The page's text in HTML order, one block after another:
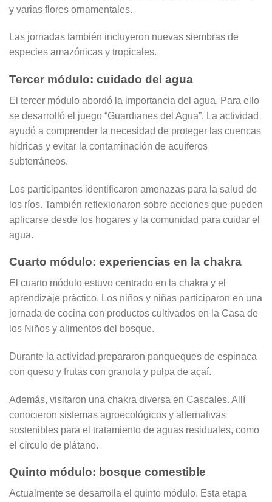
y varias flores ornamentales.
Las jornadas también incluyeron nuevas siembras de
especies amazónicas y tropicales.
Tercer módulo: cuidado del agua
El tercer módulo abordó la importancia del agua. Para ello
se desarrolló el juego “Guardianes del Agua”. La actividad
ayudó a comprender la necesidad de proteger las cuencas
hídricas y evitar la contaminación de acuíferos
subterráneos.
Los participantes identificaron amenazas para la salud de
los ríos. También reflexionaron sobre acciones que pueden
aplicarse desde los hogares y la comunidad para cuidar el
agua.
Cuarto módulo: experiencias en la chakra
El cuarto módulo estuvo centrado en la chakra y el
aprendizaje práctico. Los niños y niñas participaron en una
jornada de cocina con productos cultivados en la Casa de
los Niños y alimentos del bosque.
Durante la actividad prepararon panqueques de espinaca
con queso y frutas con granola y pulpa de açaí.
Además, visitaron una chakra diversa en Cascales. Allí
conocieron sistemas agroecológicos y alternativas
sostenibles para el tratamiento de aguas residuales, como
el círculo de plátano.
Quinto módulo: bosque comestible
Actualmente se desarrolla el quinto módulo. Esta etapa